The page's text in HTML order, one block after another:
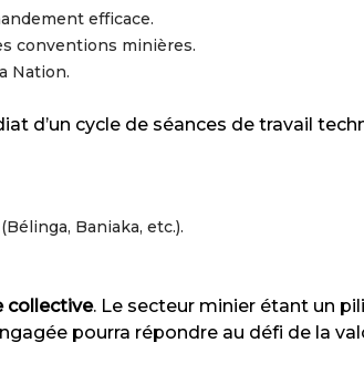
efficace.
conventions minières.
Nation.
d’un cycle de séances de travail
Baniaka, etc.).
collective. Le secteur minier étant un
pourra répondre au défi de la